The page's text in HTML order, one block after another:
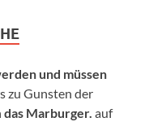
und müssen
zu Gunsten der
das Marburger. auf